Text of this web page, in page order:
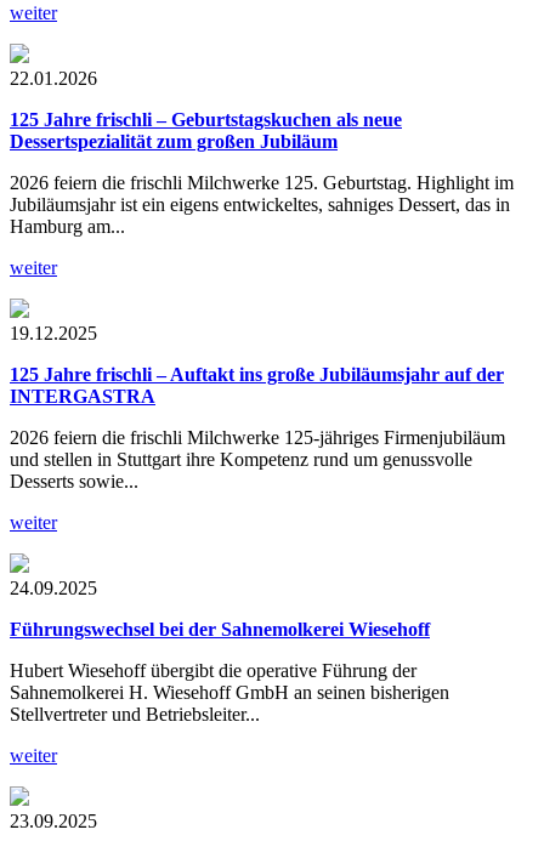
weiter
22.01.2026
125 Jahre frischli – Geburtstagskuchen als neue
Dessertspezialität zum großen Jubiläum
2026 feiern die frischli Milchwerke 125. Geburtstag. Highlight im
Jubiläumsjahr ist ein eigens entwickeltes, sahniges Dessert, das in
Hamburg am...
weiter
19.12.2025
125 Jahre frischli – Auftakt ins große Jubiläumsjahr auf der
INTERGASTRA
2026 feiern die frischli Milchwerke 125-jähriges Firmenjubiläum
und stellen in Stuttgart ihre Kompetenz rund um genussvolle
Desserts sowie...
weiter
24.09.2025
Führungswechsel bei der Sahnemolkerei Wiesehoff
Hubert Wiesehoff übergibt die operative Führung der
Sahnemolkerei H. Wiesehoff GmbH an seinen bisherigen
Stellvertreter und Betriebsleiter...
weiter
23.09.2025